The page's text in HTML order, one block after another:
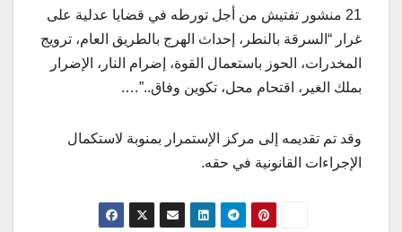
21 منشور تفتيش من أجل تورطه في قضايا عدلية على
غرار “السرقة بالنطر، إحداث الهرج بالطريق العام، ترويج
المخدرات، الحوز باستعمال القوة، إضرام النار، الإضرار
بملك الغير، اقتحام محل، تكوين وفاق..”….
وقد تم تقديمه إلى مركز الإستمرار بمنوبة لاستكمال
الإجراءات القانونية في حقه.